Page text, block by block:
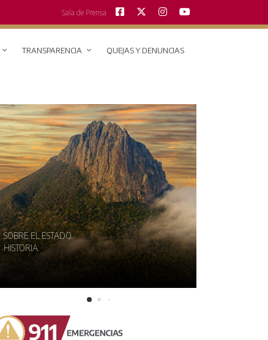
Sala de Prensa
TRANSPARENCIA QUEJAS Y DENUNCIAS
SOBRE EL ESTADO
HISTORIA